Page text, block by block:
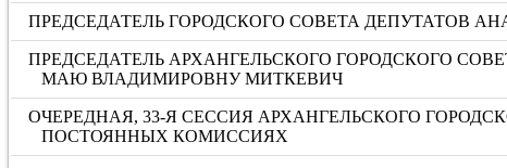
ПРЕДСЕДАТЕЛЬ ГОРОДСКОГО СОВЕТА ДЕПУТАТОВ
ПРЕДСЕДАТЕЛЬ АРХАНГЕЛЬСКОГО ГОРОДСКОГО
МАЮ ВЛАДИМИРОВНУ МИТКЕВИЧ
ОЧЕРЕДНАЯ, 33-Я СЕССИЯ АРХАНГЕЛЬСКОГО
ПОСТОЯННЫХ КОМИССИЯХ